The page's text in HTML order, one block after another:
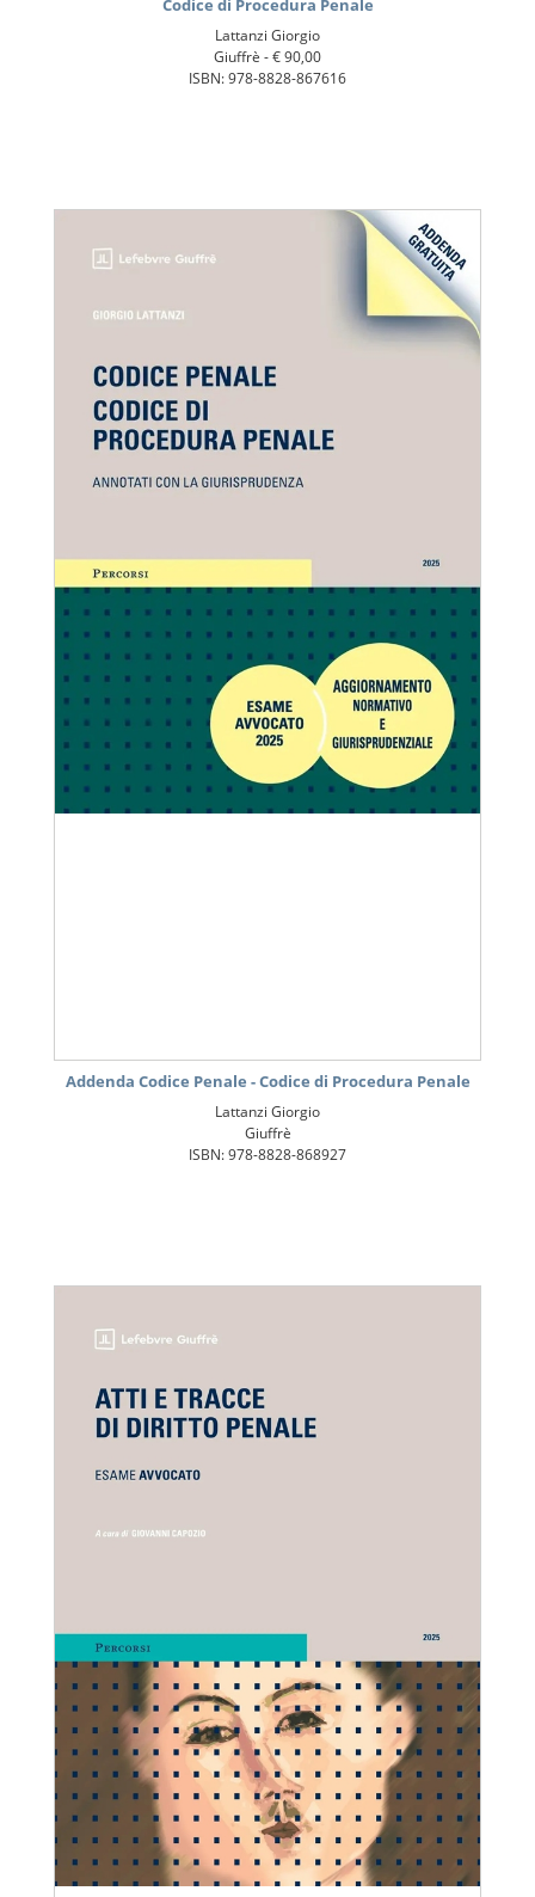
Codice di Procedura Penale
Lattanzi Giorgio
Giuffrè -€ 90,00
ISBN: 978-8828-867616
Addenda Codice Penale - Codice di Procedura Penale
Lattanzi Giorgio
Giuffrè
ISBN: 978-8828-868927